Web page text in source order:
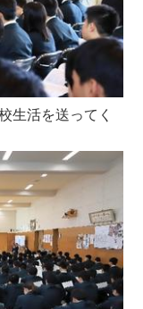
生活を送ってく